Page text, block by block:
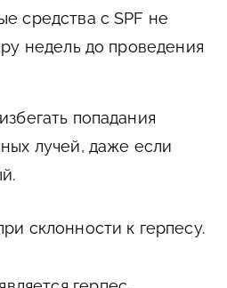
средства с SPF не
недель до проведения
попадания
лучей, даже если
склонности к герпесу.